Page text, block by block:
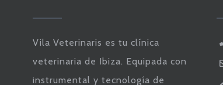
Vila Veterinaris es tu clínica
veterinaria de Ibiza. Equipada con
instrumental y tecnología de